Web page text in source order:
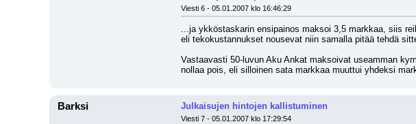
Viesti 6 - 05.01.2007 klo 16:46:29
...ja ykköstaskarin ensipainos maksoi 3,5 markkaa, siis
eli tekokustannukset nousevat niin samalla pitää tehdä
Vastaavasti 50-luvun Aku Ankat maksoivat useamman
nollaa pois, eli silloinen sata markkaa muuttui yhdeksi
Barksi Julkaisujen hintojen kallistuminen
Viesti 7 - 05.01.2007 klo 17:29:54